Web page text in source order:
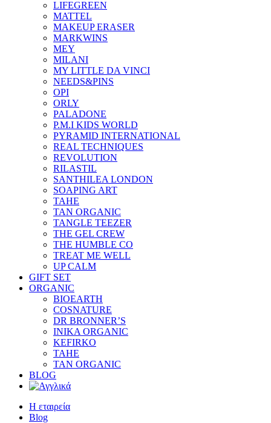
LIFEGREEN
MATTEL
MAKEUP ERASER
MARKWINS
MEY
MILANI
MY LITTLE DA VINCI
NEEDS&PINS
OPI
ORLY
PALADONE
P.M.I KIDS WORLD
PYRAMID INTERNATIONAL
REAL TECHNIQUES
REVOLUTION
RILASTIL
SANTHILEA LONDON
SOAPING ART
TAHE
TAN ORGANIC
TANGLE TEEZER
THE GEL CREW
THE HUMBLE CO
TREAT ME WELL
UP CALM
GIFT SET
ORGANIC
BIOEARTH
COSNATURE
DR BRONNER’S
INIKA ORGANIC
KEFIRKO
TAHE
TAN ORGANIC
BLOG
Η εταιρεία
Blog